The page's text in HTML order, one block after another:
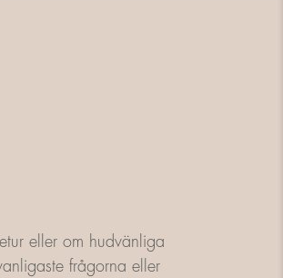
eller om hudvänliga
frågorna eller